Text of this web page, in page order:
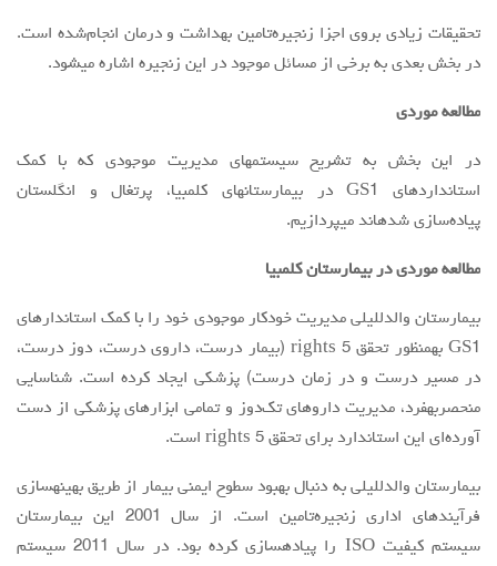
تحقیقات زیادی بروی اجزا زنجیره‌تامین بهداشت و درمان انجام‌شده است.
در بخش بعدی به برخی از مسائل موجود در این زنجیره اشاره میشود.
مطالعه موردی
در این بخش به تشریح سیستمهای مدیریت موجودی که با کمک
استانداردهای GS1 در بیمارستانهای کلمبیا، پرتغال و انگلستان
پیاده‌سازی شدهاند میپردازیم.
مطالعه موردی در بیمارستان کلمبیا
بیمارستان والدللیلی مدیریت خودکار موجودی خود را با کمک استاندارهای
GS1 بهمنظور تحقق 5 rights (بیمار درست، داروی درست، دوز درست،
در مسیر درست و در زمان درست) پزشکی ایجاد کرده است. شناسایی
منحصربهفرد، مدیریت داروهای تک‌دوز و تمامی ابزارهای پزشکی از دست
آورده‌ای این استاندارد برای تحقق 5 rights است.
بیمارستان والدللیلی به دنبال بهبود سطوح ایمنی بیمار از طریق بهینهسازی
فرآیندهای اداری زنجیره‌تامین است. از سال 2001 این بیمارستان
سیستم کیفیت ISO را پیادهسازی کرده بود. در سال 2011 سیستم